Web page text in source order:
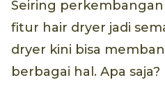
Seiring perkembangan
fitur hair dryer jadi
dryer kini bisa
berbagai hal. Apa saja?